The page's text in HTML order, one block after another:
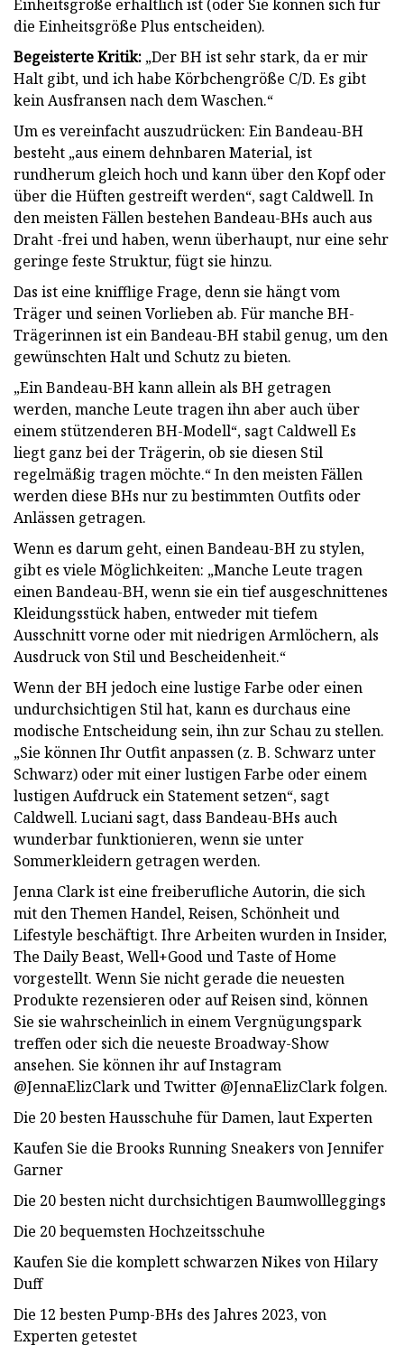
Einheitsgröße erhältlich ist (oder Sie können sich für
die Einheitsgröße Plus entscheiden).
Begeisterte Kritik: „Der BH ist sehr stark, da er mir
Halt gibt, und ich habe Körbchengröße C/D. Es gibt
kein Ausfransen nach dem Waschen.“
Um es vereinfacht auszudrücken: Ein Bandeau-BH
besteht „aus einem dehnbaren Material, ist
rundherum gleich hoch und kann über den Kopf oder
über die Hüften gestreift werden“, sagt Caldwell. In
den meisten Fällen bestehen Bandeau-BHs auch aus
Draht -frei und haben, wenn überhaupt, nur eine sehr
geringe feste Struktur, fügt sie hinzu.
Das ist eine knifflige Frage, denn sie hängt vom
Träger und seinen Vorlieben ab. Für manche BH-
Trägerinnen ist ein Bandeau-BH stabil genug, um den
gewünschten Halt und Schutz zu bieten.
„Ein Bandeau-BH kann allein als BH getragen
werden, manche Leute tragen ihn aber auch über
einem stützenderen BH-Modell“, sagt Caldwell Es
liegt ganz bei der Trägerin, ob sie diesen Stil
regelmäßig tragen möchte.“ In den meisten Fällen
werden diese BHs nur zu bestimmten Outfits oder
Anlässen getragen.
Wenn es darum geht, einen Bandeau-BH zu stylen,
gibt es viele Möglichkeiten: „Manche Leute tragen
einen Bandeau-BH, wenn sie ein tief ausgeschnittenes
Kleidungsstück haben, entweder mit tiefem
Ausschnitt vorne oder mit niedrigen Armlöchern, als
Ausdruck von Stil und Bescheidenheit.“
Wenn der BH jedoch eine lustige Farbe oder einen
undurchsichtigen Stil hat, kann es durchaus eine
modische Entscheidung sein, ihn zur Schau zu stellen.
„Sie können Ihr Outfit anpassen (z. B. Schwarz unter
Schwarz) oder mit einer lustigen Farbe oder einem
lustigen Aufdruck ein Statement setzen“, sagt
Caldwell. Luciani sagt, dass Bandeau-BHs auch
wunderbar funktionieren, wenn sie unter
Sommerkleidern getragen werden.
Jenna Clark ist eine freiberufliche Autorin, die sich
mit den Themen Handel, Reisen, Schönheit und
Lifestyle beschäftigt. Ihre Arbeiten wurden in Insider,
The Daily Beast, Well+Good und Taste of Home
vorgestellt. Wenn Sie nicht gerade die neuesten
Produkte rezensieren oder auf Reisen sind, können
Sie sie wahrscheinlich in einem Vergnügungspark
treffen oder sich die neueste Broadway-Show
ansehen. Sie können ihr auf Instagram
@JennaElizClark und Twitter @JennaElizClark folgen.
Die 20 besten Hausschuhe für Damen, laut Experten
Kaufen Sie die Brooks Running Sneakers von Jennifer
Garner
Die 20 besten nicht durchsichtigen Baumwollleggings
Die 20 bequemsten Hochzeitsschuhe
Kaufen Sie die komplett schwarzen Nikes von Hilary
Duff
Die 12 besten Pump-BHs des Jahres 2023, von
Experten getestet